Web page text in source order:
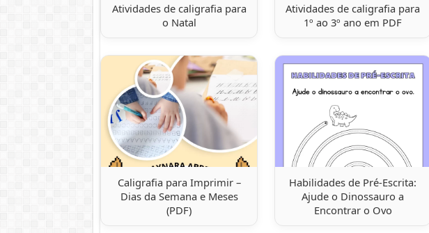
Atividades de caligrafia para
o Natal
Atividades de caligrafia para
1º ao 3º ano em PDF
Caligrafia para Imprimir –
Dias da Semana e Meses
(PDF)
Habilidades de Pré-Escrita:
Ajude o Dinossauro a
Encontrar o Ovo